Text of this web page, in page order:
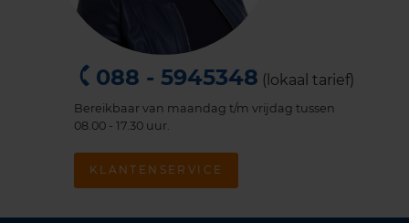
088 - 5945348 (lokaal tarief)
Bereikbaar van maandag t/m vrijdag tussen
08.00 - 17.30 uur.
KLANTENSERVICE